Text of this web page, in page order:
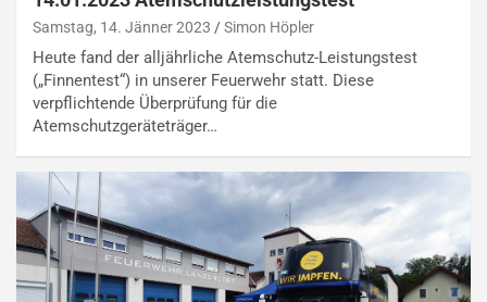
Samstag, 14. Jänner 2023 Simon Höpler
Heute fand der alljährliche Atemschutz-Leistungstest
(„Finnentest“) in unserer Feuerwehr statt. Diese
verpflichtende Überprüfung für die
Atemschutzgeräteträger…